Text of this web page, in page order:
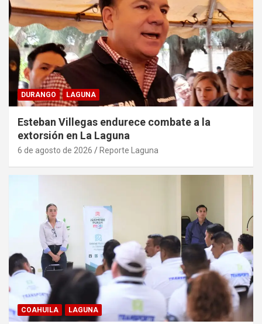
DURANGO LAGUNA
Esteban Villegas endurece combate a la
extorsión en La Laguna
6 de agosto de 2026 Reporte Laguna
COAHUILA LAGUNA